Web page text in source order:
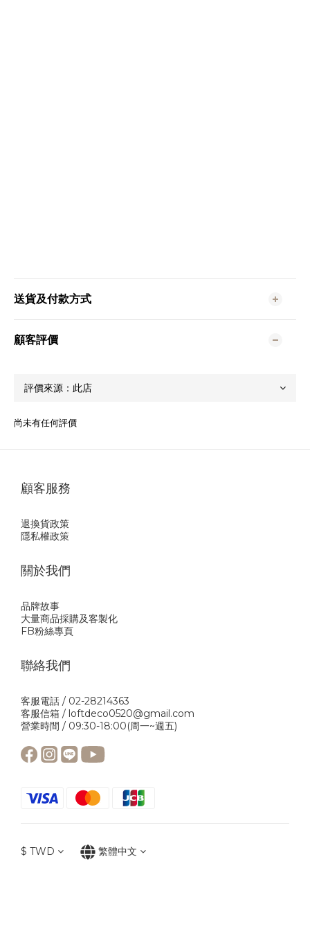
送貨及付款方式
顧客評價
尚未有任何評價
顧客服務
退換貨政策
隱私權政策
關於我們
品牌故事
大量商品採購及客製化
FB粉絲專頁
聯絡我們
客服電話 / 02-28214363
客服信箱 / loftdeco0520@gmail.com
營業時間 / 09:30-18:00(周一~週五)
$ TWD 繁體中文